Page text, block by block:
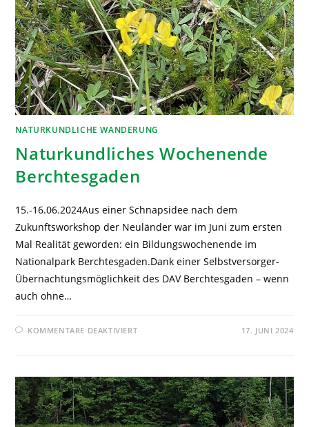
NATURKUNDLICHE WANDERUNG
Naturkundliches Wochenende
Berchtesgaden
15.-16.06.2024Aus einer Schnapsidee nach dem
Zukunftsworkshop der Neuländer war im Juni zum ersten
Mal Realität geworden: ein Bildungswochenende im
Nationalpark Berchtesgaden.Dank einer Selbstversorger-
Übernachtungsmöglichkeit des DAV Berchtesgaden – wenn
auch ohne…
KOMMENTARE DEAKTIVIERT 17. JUNI 2024